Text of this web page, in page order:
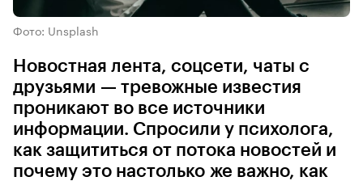
Фото: Unsplash
Новостная лента, соцсети, чаты с
друзьями — тревожные известия
проникают во все источники
информации. Спросили у психолога,
как защититься от потока новостей и
почему это настолько же важно, как